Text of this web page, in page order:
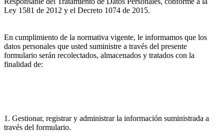
Ley 1581 de 2012 y el Decreto 1074 de 2015.
En cumplimiento de la normativa vigente, le informamos que los
datos personales que usted suministre a través del presente
formulario serán recolectados, almacenados y tratados con la
finalidad de:
1. Gestionar, registrar y administrar la información suministrada a
través del formulario.